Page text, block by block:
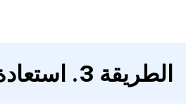
الطريقة 3. استعادة ملفات OneDrive إلى وقت سابق